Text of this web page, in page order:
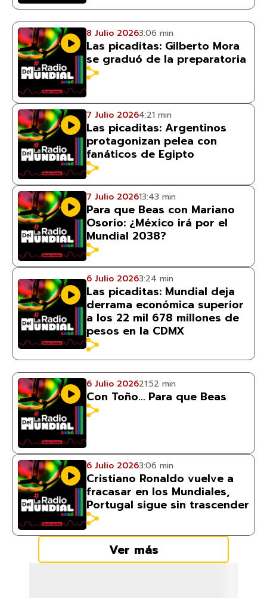
8 Julio 20263:06 min
Las picaditas: Gilberto Mora
se graduó de la preparatoria
7 Julio 20264:21 min
Las picaditas: Argentinos
protagonizan pelea con
fanáticos de Egipto
7 Julio 202613:43 min
Para que Beas con Mariano
Osorio: ¿México irá por el
Mundial 2038?
6 Julio 20263:24 min
Las picaditas: Mundial deja
derrama económica superior
a los 22 mil 678 millones de
pesos en la CDMX
6 Julio 202621:52 min
Con Toño… Para que Beas
6 Julio 20263:06 min
Cristiano Ronaldo vuelve a
fracasar en los Mundiales,
Portugal sigue sin trascender
Ver más